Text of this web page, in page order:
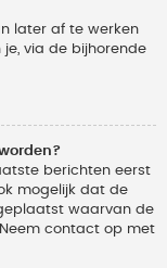
later af te werken
via de bijhorende
berichten eerst
mogelijk dat de
waarvan de
contact op met